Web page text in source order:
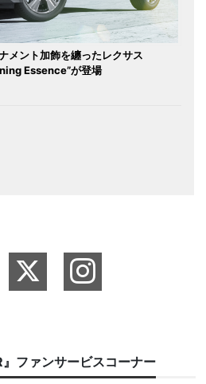
メント加飾を纏ったレクサス
Essence”が登場
ファンサービスコーナー